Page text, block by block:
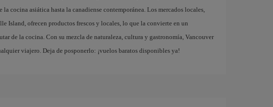
cocina asiática hasta la canadiense contemporánea. Los mercados locales,
Island, ofrecen productos frescos y locales, lo que la convierte en un
de la cocina. Con su mezcla de naturaleza, cultura y gastronomía, Vancouver
viajero. Deja de posponerlo: ¡vuelos baratos disponibles ya!